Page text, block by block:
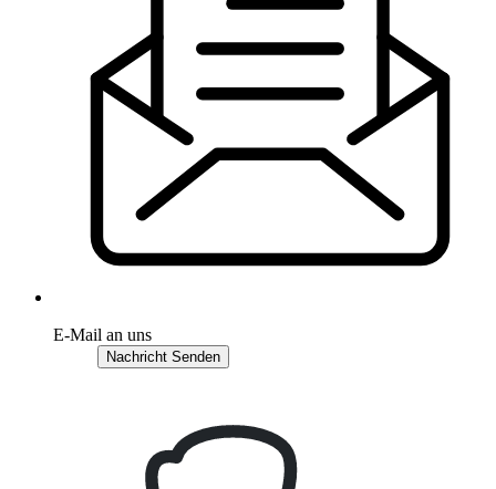
E-Mail an uns
Nachricht Senden